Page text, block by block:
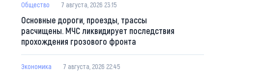
Общество 7 августа, 2026 23:15
Основные дороги, проезды, трассы
расчищены. МЧС ликвидирует последствия
прохождения грозового фронта
Экономика 7 августа, 2026 22:45